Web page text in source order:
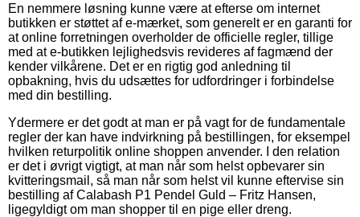
En nemmere løsning kunne være at efterse om internet
butikken er støttet af e-mærket, som generelt er en garanti for
at online forretningen overholder de officielle regler, tillige
med at e-butikken lejlighedsvis revideres af fagmænd der
kender vilkårene. Det er en rigtig god anledning til
opbakning, hvis du udsættes for udfordringer i forbindelse
med din bestilling.
Ydermere er det godt at man er på vagt for de fundamentale
regler der kan have indvirkning på bestillingen, for eksempel
hvilken returpolitik online shoppen anvender. I den relation
er det i øvrigt vigtigt, at man når som helst opbevarer sin
kvitteringsmail, så man når som helst vil kunne eftervise sin
bestilling af Calabash P1 Pendel Guld – Fritz Hansen,
ligegyldigt om man shopper til en pige eller dreng.